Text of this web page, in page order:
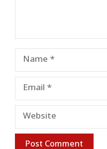
Name
Email
Website